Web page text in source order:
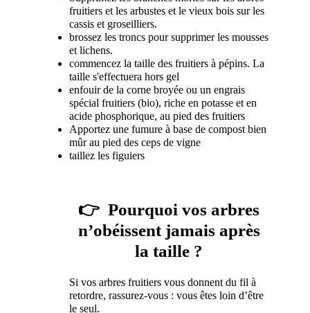
fruitiers et les arbustes et le vieux bois sur les
cassis et groseilliers.
brossez les troncs pour supprimer les mousses
et lichens.
commencez la taille des fruitiers à pépins. La
taille s'effectuera hors gel
enfouir de la corne broyée ou un engrais
spécial fruitiers (bio), riche en potasse et en
acide phosphorique, au pied des fruitiers
Apportez une fumure à base de compost bien
mûr au pied des ceps de vigne
taillez les figuiers
👉 Pourquoi vos arbres
n’obéissent jamais après
la taille ?
Si vos arbres fruitiers vous donnent du fil à
retordre, rassurez-vous : vous êtes loin d’être
le seul.